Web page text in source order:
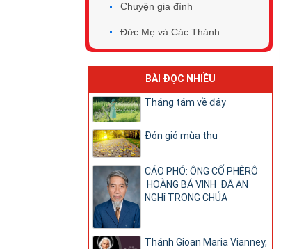
Chuyện gia đình
Đức Mẹ và Các Thánh
BÀI ĐỌC NHIỀU
Tháng tám về đây
Đón gió mùa thu
CÁO PHÓ: ÔNG CỐ PHÊRÔ
HOÀNG BÁ VINH ĐÃ AN
NGHỉ TRONG CHÚA
Thánh Gioan Maria Vianney,